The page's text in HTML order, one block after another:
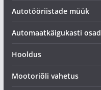
Autotööriistade müük
Automaatkäigukasti osad
Hooldus
Mootoriõli vahetus